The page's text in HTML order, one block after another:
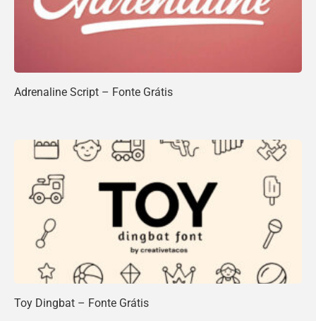
Adrenaline Script – Fonte Grátis
Toy Dingbat – Fonte Grátis